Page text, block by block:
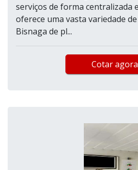
serviços de forma centralizada
oferece uma vasta variedade
Bisnaga de pl...
Cotar agora